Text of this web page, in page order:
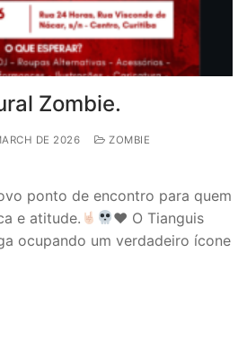
Zombie.
DE 2026
ZOMBIE
ponto de encontro para quem
e atitude.
♥️ O Tianguis
ocupando um verdadeiro ícone